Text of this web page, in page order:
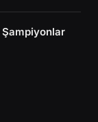
Şampiyonlar